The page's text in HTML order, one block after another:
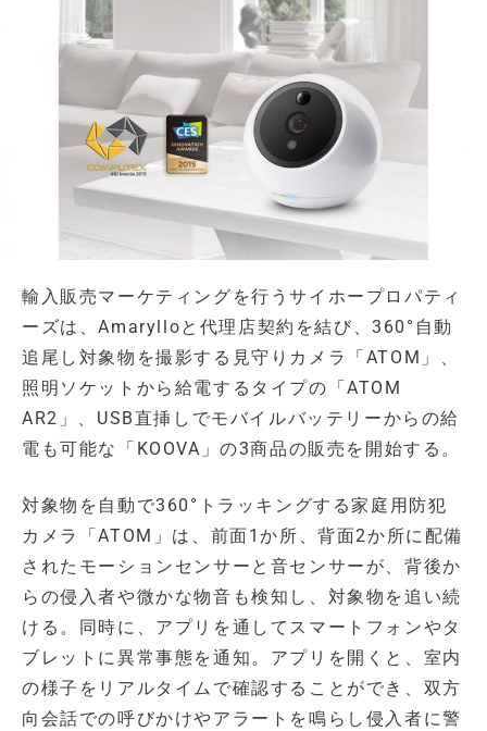
輸入販売マーケティングを行うサイホープロパティ
ーズは、Amarylloと代理店契約を結び、360°自動
追尾し対象物を撮影する見守りカメラ「ATOM」、
照明ソケットから給電するタイプの「ATOM
AR2」、USB直挿しでモバイルバッテリーからの給
電も可能な「KOOVA」の3商品の販売を開始する。
対象物を自動で360°トラッキングする家庭用防犯
カメラ「ATOM」は、前面1か所、背面2か所に配備
されたモーションセンサーと音センサーが、背後か
らの侵入者や微かな物音も検知し、対象物を追い続
ける。同時に、アプリを通してスマートフォンやタ
ブレットに異常事態を通知。アプリを開くと、室内
の様子をリアルタイムで確認することができ、双方
向会話での呼びかけやアラートを鳴らし侵入者に警